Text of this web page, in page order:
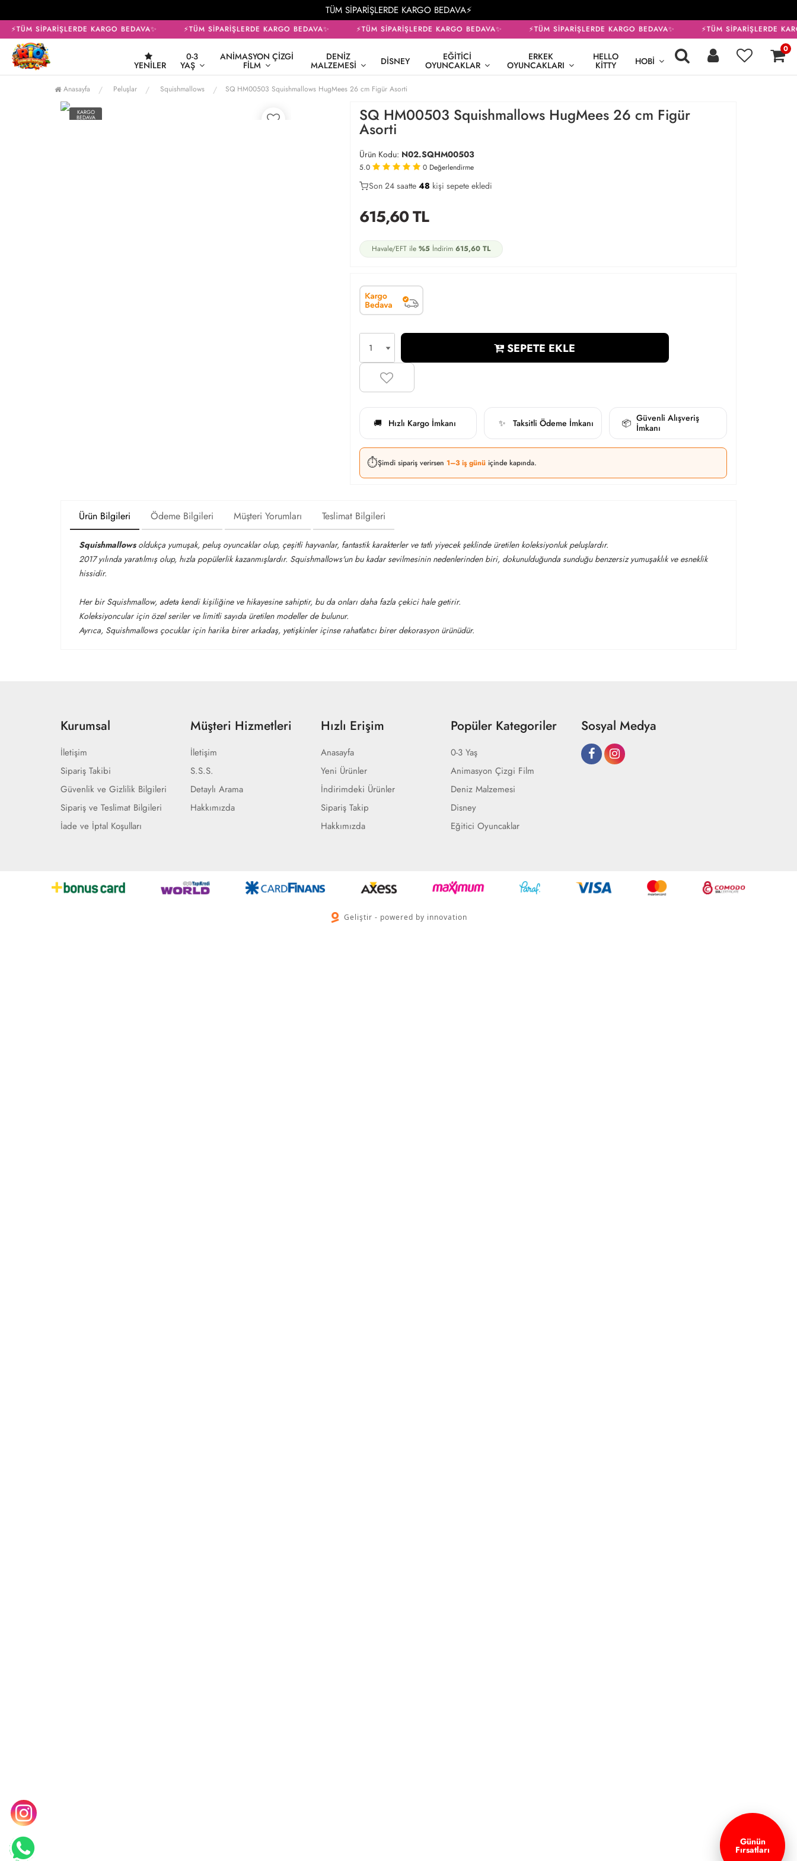
TÜM SİPARİŞLERDE KARGO BEDAVA⚡
⚡TÜM SİPARİŞLERDE KARGO BEDAVA✨ ⚡TÜM SİPARİŞLERDE KARGO BEDAVA✨ ⚡TÜM SİPARİŞLERDE KARGO BEDAVA✨ ⚡TÜM SİPARİŞLERDE KARGO BEDAVA✨ ⚡TÜM SİPARİŞLERDE
YENILER
0-3
YAŞ
ANIMASYON ÇIZGI
FILM
DENIZ
MALZEMESI DISNEY EĞITICI
OYUNCAKLAR
ERKEK
OYUNCAKLARI
HELLO
KITTY HOBI
0
Anasayfa Peluşlar Squishmallows SQ HM00503 Squishmallows HugMees 26 cm Figür Asorti
KARGO
BEDAVA SQ HM00503 Squishmallows HugMees 26 cm Figür
Asorti
Ürün Kodu: N02.SQHM00503
5.0 0 Değerlendirme
39
Son 24 saatte 48 kişi sepete ekledi
14
615,60TL
Havale/EFT ile %5İndirim 615,60TL
SEPETE EKLE
🚚 Hızlı Kargo İmkanı ✨ Taksitli Ödeme İmkanı 📦 Güvenli Alışveriş
İmkanı
⏱️Şimdi sipariş verirsen 1–3 iş günü içinde kapında.
Ürün Bilgileri Ödeme Bilgileri Müşteri Yorumları Teslimat Bilgileri
Squishmallows oldukça yumuşak, peluş oyuncaklar olup, çeşitli hayvanlar, fantastik karakterler ve tatlı yiyecek şeklinde üretilen koleksiyonluk peluşlardır.
2017 yılında yaratılmış olup, hızla popülerlik kazanmışlardır. Squishmallows'un bu kadar sevilmesinin nedenlerinden biri, dokunulduğunda sunduğu benzersiz yumuşaklık ve esneklik
hissidir.
Her bir Squishmallow, adeta kendi kişiliğine ve hikayesine sahiptir, bu da onları daha fazla çekici hale getirir.
Koleksiyoncular için özel seriler ve limitli sayıda üretilen modeller de bulunur.
Ayrıca, Squishmallows çocuklar için harika birer arkadaş, yetişkinler içinse rahatlatıcı birer dekorasyon ürünüdür.
Kurumsal
İletişim
Sipariş Takibi
Güvenlik ve Gizlilik Bilgileri
Sipariş ve Teslimat Bilgileri
İade ve İptal Koşulları
Müşteri Hizmetleri
İletişim
S.S.S.
Detaylı Arama
Hakkımızda
Hızlı Erişim
Anasayfa
Yeni Ürünler
İndirimdeki Ürünler
Sipariş Takip
Hakkımızda
Popüler Kategoriler
0-3 Yaş
Animasyon Çizgi Film
Deniz Malzemesi
Disney
Eğitici Oyuncaklar
Sosyal Medya
Geliştir - powered by innovation
Günün
Fırsatları